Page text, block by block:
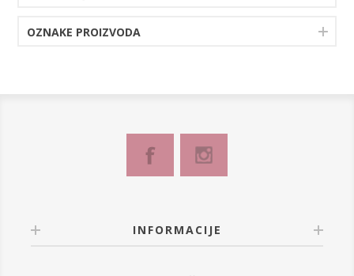
OZNAKE PROIZVODA
INFORMACIJE